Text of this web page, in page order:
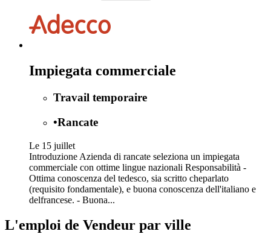
Impiegata commerciale
Travail temporaire
•Rancate
Le 15 juillet
Introduzione Azienda di rancate seleziona un impiegata
commerciale con ottime lingue nazionali Responsabilità -
Ottima conoscenza del tedesco, sia scritto cheparlato
(requisito fondamentale), e buona conoscenza dell'italiano e
delfrancese. - Buona...
L'emploi de Vendeur par ville